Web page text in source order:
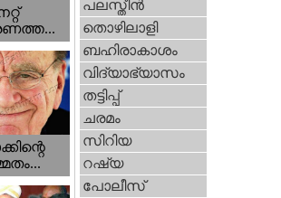
പലസ്തീന്‍
തൊഴിലാളി
ബഹിരാകാശം
വിദ്യാഭ്യാസം
തട്ടിപ്പ്
ചരമം
സിറിയ
റഷ്യ
പോലീസ്